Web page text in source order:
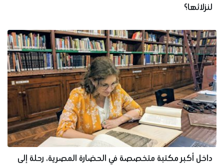
لنزلائها؟
داخل أكبر مكتبة متخصصة في الحضارة المصرية، رحلة إلى